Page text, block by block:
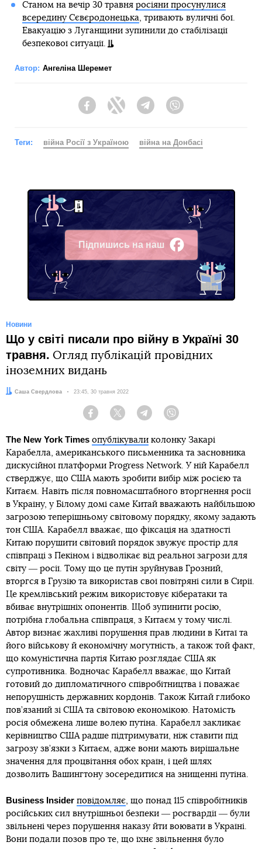
Станом на вечір 30 травня росіяни просунулися
всередину Сєвєродонецька, тривають вуличні бої.
Евакуацію з Луганщини зупинили до стабілізації
безпекової ситуації.
Автор: Ангеліна Шеремет
FacebookTwitter Telegram
Теги: війна Росії з Україною війна на Донбасі
Підпишись на наш
Facebook
Новини
Що у світі писали про війну в Україні 30
травня. Огляд публікацій провідних
іноземних видань
Автор:
Саша Свердлова Дата:
23:45, 30 травня 2022
Facebook Twitter Telegram
The New York Times опублікували колонку Закарі
Карабелла, американського письменника та засновника
дискусійної платформи Progress Network. У ній Карабелл
стверджує, що США мають зробити вибір між росією та
Китаєм. Навіть після повномасштабного вторгнення росії
в Україну, у Білому домі саме Китай вважають найбільшою
загрозою теперішньому світовому порядку, якому задають
тон США. Карабелл вважає, що фіксація на здатності
Китаю порушити світовий порядок звужує простір для
співпраці з Пекіном і відволікає від реальної загрози для
світу ― росії. Тому що це путін зруйнував Грозний,
вторгся в Грузію та використав свої повітряні сили в Сирії.
Це кремлівський режим використовує кібератаки та
вбиває внутрішніх опонентів. Щоб зупинити росію,
потрібна глобальна співпраця, з Китаєм у тому числі.
Автор визнає жахливі порушення прав людини в Китаї та
його військову й економічну могутність, а також той факт,
що комуністична партія Китаю розглядає США як
супротивника. Водночас Карабелл вважає, що Китай
готовий до дипломатичного співробітництва і поважає
непорушність державних кордонів. Також Китай глибоко
пов’язаний зі США та світовою економікою. Натомість
росія обмежена лише волею путіна. Карабелл закликає
керівництво США радше підтримувати, ніж ставити під
загрозу зв’язки з Китаєм, адже вони мають вирішальне
значення для процвітання обох країн, і цей шлях
дозволить Вашингтону зосередитися на знищенні путіна.
Business Insider повідомляє, що понад 115 співробітників
російських сил внутрішньої безпеки ― росгвардії ― були
звільнені через порушення наказу йти воювати в Україні.
Вони подали позов про те, що їхнє звільнення було